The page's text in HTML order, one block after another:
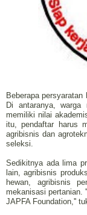
Beberapa
Di antaranya,
memiliki nilai
itu, pendaftar harus
agribisnis dan
seleksi.
Sedikitnya ada lima
lain, agribisnis
hewan, agribisnis
mekanisasi pertanian.
JAPFA Foundation,''